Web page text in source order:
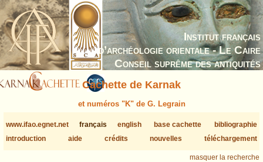
Institut français
d’archéologie orientale - Le Caire
Conseil suprême des antiquités
Cachette de Karnak
et numéros "K" de G. Legrain
www.ifao.egnet.net français english base cachette
bibliographie
introduction
aide crédits nouvelles téléchargement
masquer la recherche